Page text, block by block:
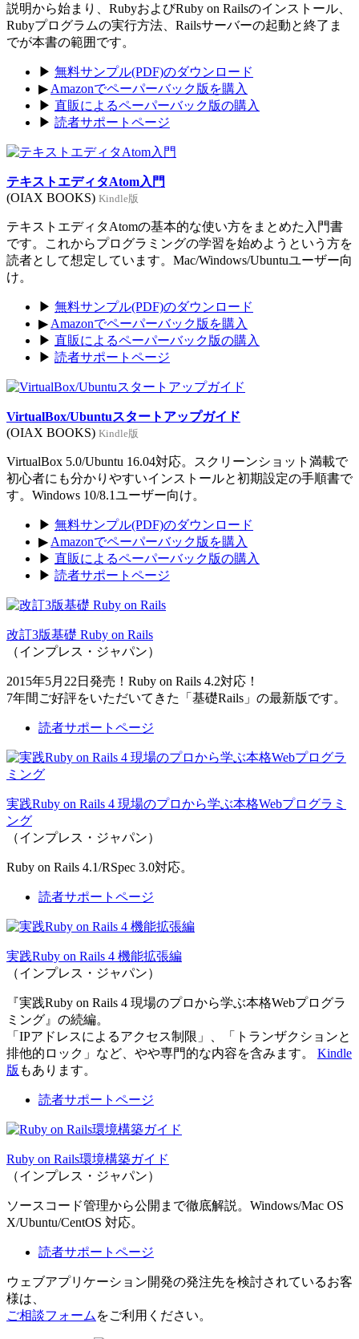
説明から始まり、RubyおよびRuby on Railsのインストール、
Rubyプログラムの実行方法、Railsサーバーの起動と終了ま
でが本書の範囲です。
▶ 無料サンプル(PDF)のダウンロード
▶ Amazonでペーパーバック版を購入
▶ 直販によるペーパーバック版の購入
▶ 読者サポートページ
テキストエディタAtom入門
(OIAX BOOKS) Kindle版
テキストエディタAtomの基本的な使い方をまとめた入門書
です。これからプログラミングの学習を始めようという方を
読者として想定しています。Mac/Windows/Ubuntuユーザー向
け。
▶ 無料サンプル(PDF)のダウンロード
▶ Amazonでペーパーバック版を購入
▶ 直販によるペーパーバック版の購入
▶ 読者サポートページ
VirtualBox/Ubuntuスタートアップガイド
(OIAX BOOKS) Kindle版
VirtualBox 5.0/Ubuntu 16.04対応。スクリーンショット満載で
初心者にも分かりやすいインストールと初期設定の手順書で
す。Windows 10/8.1ユーザー向け。
▶ 無料サンプル(PDF)のダウンロード
▶ Amazonでペーパーバック版を購入
▶ 直販によるペーパーバック版の購入
▶ 読者サポートページ
改訂3版基礎 Ruby on Rails
（インプレス・ジャパン）
2015年5月22日発売！Ruby on Rails 4.2対応！
7年間ご好評をいただいてきた「基礎Rails」の最新版です。
読者サポートページ
実践Ruby on Rails 4 現場のプロから学ぶ本格Webプログラミ
ング
（インプレス・ジャパン）
Ruby on Rails 4.1/RSpec 3.0対応。
読者サポートページ
実践Ruby on Rails 4 機能拡張編
（インプレス・ジャパン）
『実践Ruby on Rails 4 現場のプロから学ぶ本格Webプログラ
ミング』の続編。
「IPアドレスによるアクセス制限」、「トランザクションと
排他的ロック」など、やや専門的な内容を含みます。 Kindle
版 もあります。
読者サポートページ
Ruby on Rails環境構築ガイド
（インプレス・ジャパン）
ソースコード管理から公開まで徹底解説。Windows/Mac OS
X/Ubuntu/CentOS 対応。
読者サポートページ
ウェブアプリケーション開発の発注先を検討されているお客
様は、
ご相談フォーム をご利用ください。